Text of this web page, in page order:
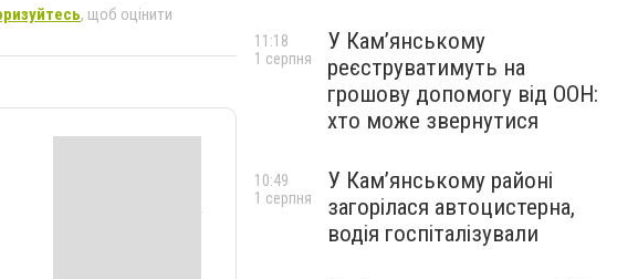
, щоб оцінити
У Кам’янському
реєструватимуть на
грошову допомогу від ООН:
хто може звернутися
11:18
1 серпня
У Кам’янському районі
загорілася автоцистерна,
водія госпіталізували
10:49
1 серпня